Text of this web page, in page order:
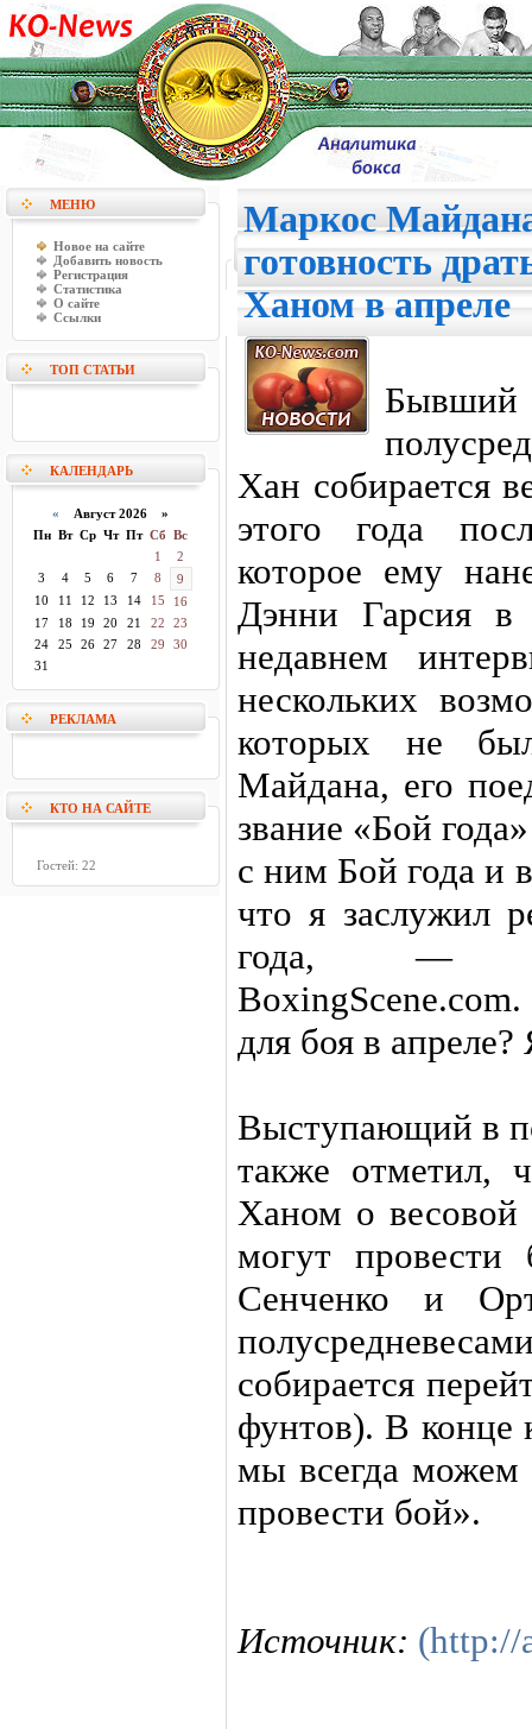
МЕНЮ
Новое на сайте
Добавить новость
Регистрация
Статистика
О сайте
Ссылки
ТОП СТАТЬИ
КАЛЕНДАРЬ
« Август 2026 »
Пн Вт Ср Чт Пт Сб Вс
1
2
3
4 5 6 7 8
9
10
11 12 13 14 15
16
17
18 19 20 21 22
23
24
25 26 27 28 29
30
31
РЕКЛАМА
КТО НА САЙТЕ
Гостей: 22
Маркос
готовность
Ханом в апреле
Бывший
Хан собирается
этого года
которое ему
Дэнни Гарсия
недавнем
нескольких
которых не
Майдана, его
звание «Бой
с ним Бой года и
что я заслужил
года, —
для боя в апреле?
Выступающий в
также отметил,
Ханом о весовой
могут
Сенченко и
собирается
фунтов). В конце
мы всегда можем
провести бой».
Источник: (http://